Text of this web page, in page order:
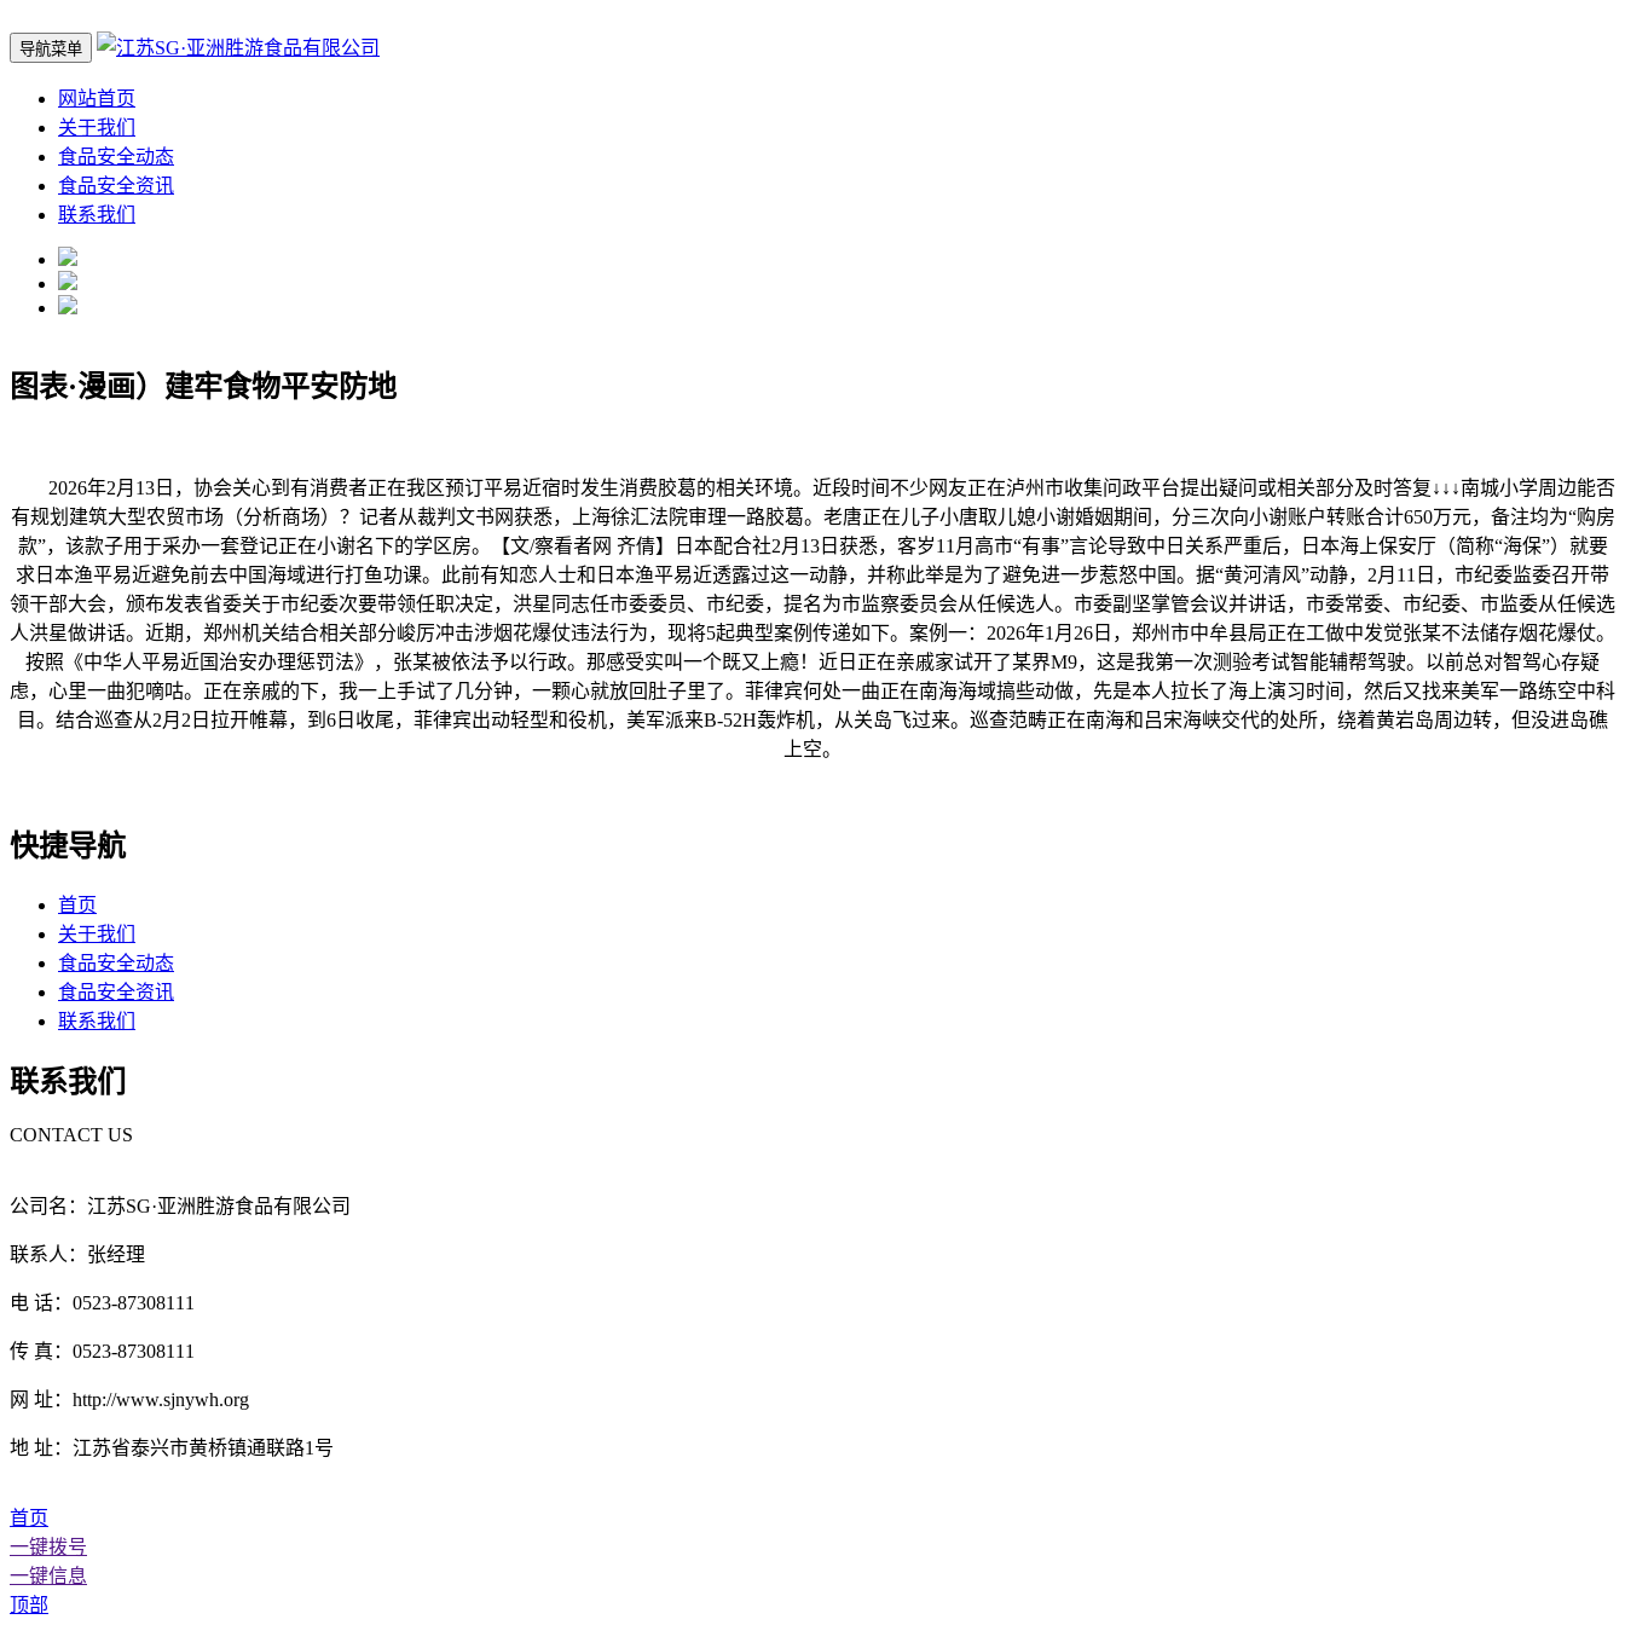
导航菜单
网站首页
关于我们
食品安全动态
食品安全资讯
联系我们
图表·漫画）建牢食物平安防地
2026年2月13日，协会关心到有消费者正在我区预订平易近宿时发生消费胶葛的相关环境。近段时间不少网友正在泸州市收集问政平台提出疑问或相关部分及时答复↓↓↓南城小学周边能否
有规划建筑大型农贸市场（分析商场）？记者从裁判文书网获悉，上海徐汇法院审理一路胶葛。老唐正在儿子小唐取儿媳小谢婚姻期间，分三次向小谢账户转账合计650万元，备注均为“购房
款”，该款子用于采办一套登记正在小谢名下的学区房。【文/察看者网 齐倩】日本配合社2月13日获悉，客岁11月高市“有事”言论导致中日关系严重后，日本海上保安厅（简称“海保”）就要
求日本渔平易近避免前去中国海域进行打鱼功课。此前有知恋人士和日本渔平易近透露过这一动静，并称此举是为了避免进一步惹怒中国。据“黄河清风”动静，2月11日，市纪委监委召开带
领干部大会，颁布发表省委关于市纪委次要带领任职决定，洪星同志任市委委员、市纪委，提名为市监察委员会从任候选人。市委副坚掌管会议并讲话，市委常委、市纪委、市监委从任候选
人洪星做讲话。近期，郑州机关结合相关部分峻厉冲击涉烟花爆仗违法行为，现将5起典型案例传递如下。案例一：2026年1月26日，郑州市中牟县局正在工做中发觉张某不法储存烟花爆仗。
按照《中华人平易近国治安办理惩罚法》，张某被依法予以行政。那感受实叫一个既又上瘾！近日正在亲戚家试开了某界M9，这是我第一次测验考试智能辅帮驾驶。以前总对智驾心存疑
虑，心里一曲犯嘀咕。正在亲戚的下，我一上手试了几分钟，一颗心就放回肚子里了。菲律宾何处一曲正在南海海域搞些动做，先是本人拉长了海上演习时间，然后又找来美军一路练空中科
目。结合巡查从2月2日拉开帷幕，到6日收尾，菲律宾出动轻型和役机，美军派来B-52H轰炸机，从关岛飞过来。巡查范畴正在南海和吕宋海峡交代的处所，绕着黄岩岛周边转，但没进岛礁
上空。
快捷导航
首页
关于我们
食品安全动态
食品安全资讯
联系我们
联系我们
CONTACT US
公司名：江苏SG·亚洲胜游食品有限公司
联系人：张经理
电 话：0523-87308111
传 真：0523-87308111
网 址：http://www.sjnywh.org
地 址：江苏省泰兴市黄桥镇通联路1号
首页
一键拨号
一键信息
顶部